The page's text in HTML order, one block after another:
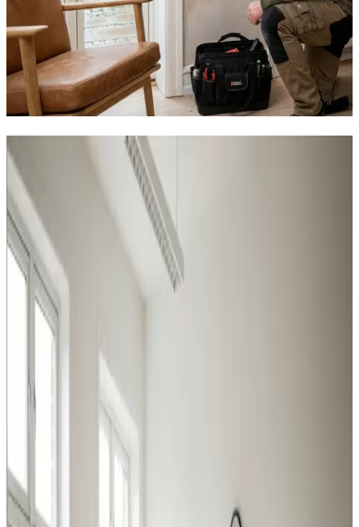
Vores ventilationsløsninger i Varde
Industri, produktion, lager og kontor i Varde: vi leverer
ventilation der matcher belastningen og overholder
Arbejdstilsynets krav.
Procesventilation
Udsugning ved svejsning, slibning og kemikalier i Varde.
Overholder Arbejdstilsynets krav.
Læs mere